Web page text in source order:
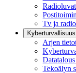
Tv ja radio
Arjen
Tekoälyn